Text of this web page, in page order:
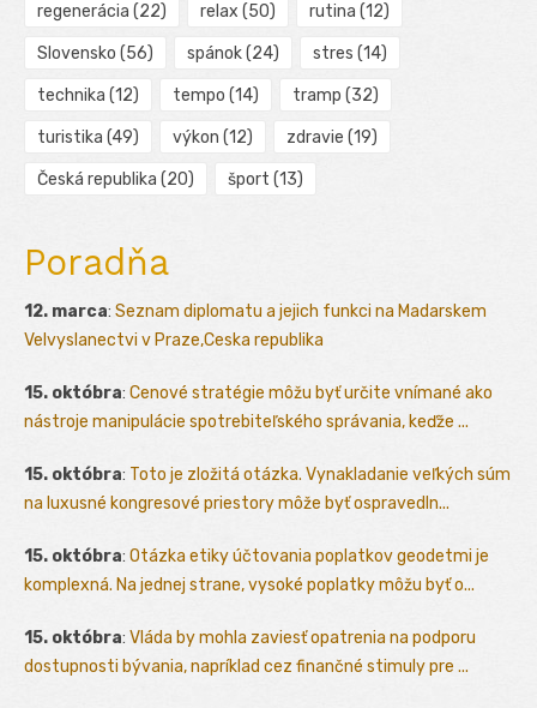
regenerácia (22) relax (50) rutina (12)
Slovensko (56) spánok(24) stres (14)
technika (12) tempo (14) tramp (32)
turistika (49) výkon (12) zdravie (19)
Česká republika (20) šport (13)
Poradňa
12. marca: Seznam diplomatu a jejich funkci na Madarskem
Velvyslanectvi v Praze,Ceska republika
15. októbra: Cenové stratégie môžu byť určite vnímané ako
nástroje manipulácie spotrebiteľského správania, keďže ...
15. októbra: Toto je zložitá otázka. Vynakladanie veľkých súm
na luxusné kongresové priestory môže byť ospravedln...
15. októbra: Otázka etiky účtovania poplatkov geodetmi je
komplexná. Na jednej strane, vysoké poplatky môžu byť o...
15. októbra: Vláda by mohla zaviesť opatrenia na podporu
dostupnosti bývania, napríklad cez finančné stimuly pre ...